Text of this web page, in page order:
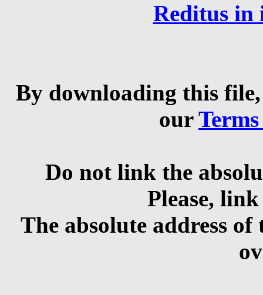
Reditus in
By downloading this
our
Do not link the
Please,
The absolute address